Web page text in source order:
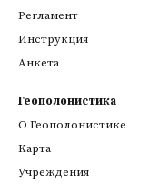
Регламент
Инструкция
Анкета
Геополонистика
О Геополонистике
Kарта
Учреждения